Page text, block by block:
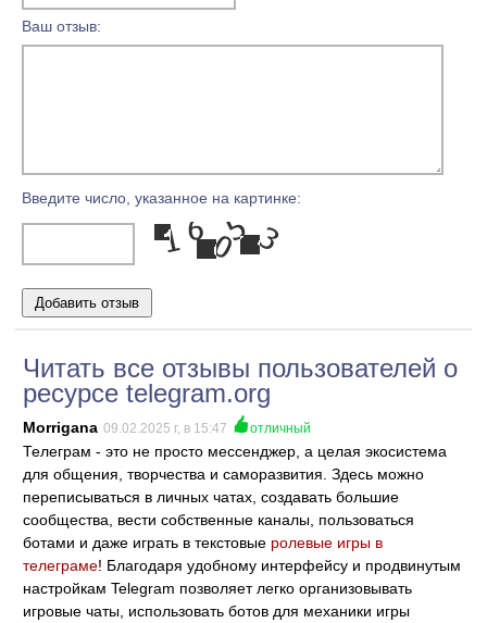
Ваш отзыв:
Введите число, указанное на картинке:
Читать все отзывы пользователей о
ресурсе telegram.org
Morrigana 09.02.2025 г, в 15:47 отличный
Телеграм - это не просто мессенджер, а целая экосистема
для общения, творчества и саморазвития. Здесь можно
переписываться в личных чатах, создавать большие
сообщества, вести собственные каналы, пользоваться
ботами и даже играть в текстовые ролевые игры в
телеграме! Благодаря удобному интерфейсу и продвинутым
настройкам Telegram позволяет легко организовывать
игровые чаты, использовать ботов для механики игры